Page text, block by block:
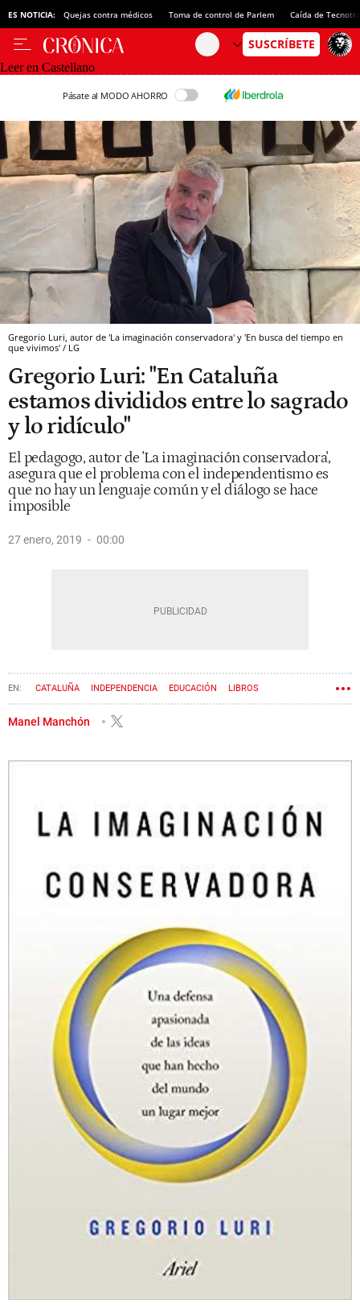
ES NOTICIA: Quejas contra médicos Toma de control de Parlem Caída de
Leer en Castellano
Pásate al MODO AHORRO
Gregorio Luri, autor de 'La imaginación conservadora' y 'En busca del tiempo en
que vivimos' / LG
Gregorio Luri: "En Cataluña
estamos divididos entre lo sagrado
y lo ridículo"
El pedagogo, autor de 'La imaginación conservadora',
asegura que el problema con el independentismo es
que no hay un lenguaje común y el diálogo se hace
imposible
27 enero, 2019 00:00
CATALUÑA INDEPENDENCIA EDUCACIÓN LIBROS
HISTORIA DE ESPAÑA
Manel Manchón